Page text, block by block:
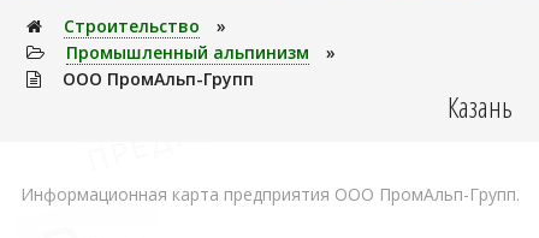
Строительство
»
Промышленный альпинизм
»
ООО ПромАльп-Групп
Казань
Информационная карта предприятия ООО ПромАльп-Групп.